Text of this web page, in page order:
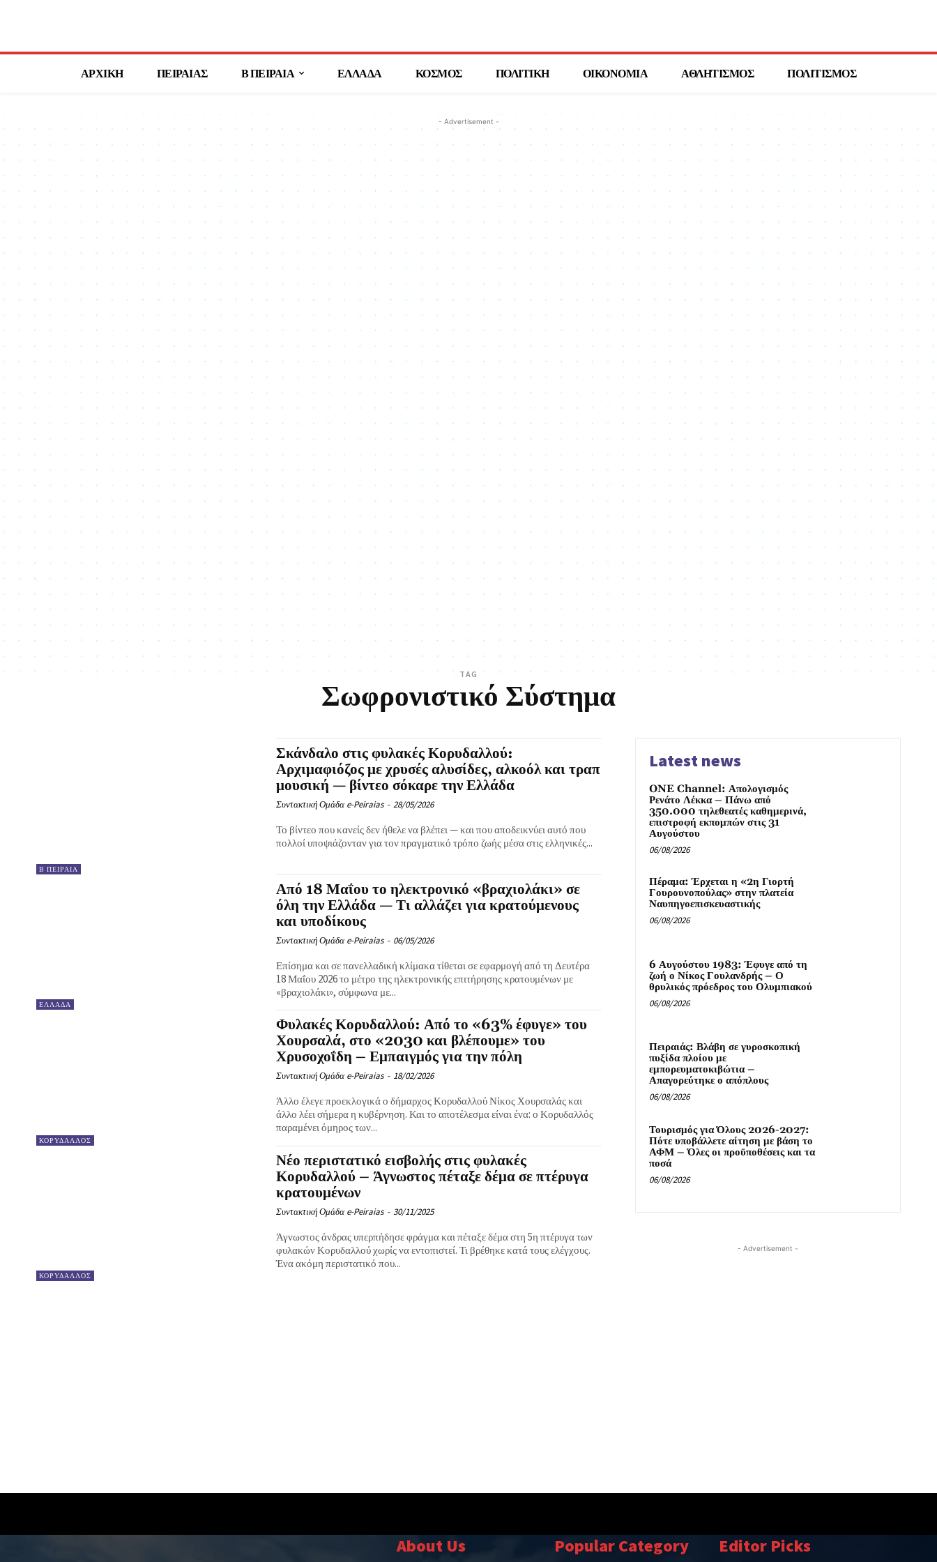
ΑΡΧΙΚΗ ΠΕΙΡΑΙΑΣ Β ΠΕΙΡΑΙΑ ΕΛΛΑΔΑ ΚΟΣΜΟΣ ΠΟΛΙΤΙΚΗ ΟΙΚΟΝΟΜΙΑ ΑΘΛΗΤΙΣΜΟΣ ΠΟΛΙΤΙΣΜΟΣ
- Advertisement -
TAG
Σωφρονιστικό Σύστημα
Β ΠΕΙΡΑΙΑ
Σκάνδαλο στις φυλακές Κορυδαλλού:
Αρχιμαφιόζος με χρυσές αλυσίδες, αλκοόλ και τραπ
μουσική — βίντεο σόκαρε την Ελλάδα
Συντακτική Ομάδα e-Peiraias - 28/05/2026
Το βίντεο που κανείς δεν ήθελε να βλέπει — και που αποδεικνύει αυτό που
πολλοί υποψιάζονταν για τον πραγματικό τρόπο ζωής μέσα στις ελληνικές...
ΕΛΛΑΔΑ
Από 18 Μαΐου το ηλεκτρονικό «βραχιολάκι» σε
όλη την Ελλάδα — Τι αλλάζει για κρατούμενους
και υποδίκους
Συντακτική Ομάδα e-Peiraias - 06/05/2026
Επίσημα και σε πανελλαδική κλίμακα τίθεται σε εφαρμογή από τη Δευτέρα
18 Μαΐου 2026 το μέτρο της ηλεκτρονικής επιτήρησης κρατουμένων με
«βραχιολάκι», σύμφωνα με...
ΚΟΡΥΔΑΛΛΟΣ
Φυλακές Κορυδαλλού: Από το «63% έφυγε» του
Χουρσαλά, στο «2030 και βλέπουμε» του
Χρυσοχοΐδη – Εμπαιγμός για την πόλη
Συντακτική Ομάδα e-Peiraias - 18/02/2026
Άλλο έλεγε προεκλογικά ο δήμαρχος Κορυδαλλού Νίκος Χουρσαλάς και
άλλο λέει σήμερα η κυβέρνηση. Και το αποτέλεσμα είναι ένα: ο Κορυδαλλός
παραμένει όμηρος των...
ΚΟΡΥΔΑΛΛΟΣ
Νέο περιστατικό εισβολής στις φυλακές
Κορυδαλλού – Άγνωστος πέταξε δέμα σε πτέρυγα
κρατουμένων
Συντακτική Ομάδα e-Peiraias - 30/11/2025
Άγνωστος άνδρας υπερπήδησε φράγμα και πέταξε δέμα στη 5η πτέρυγα των
φυλακών Κορυδαλλού χωρίς να εντοπιστεί. Τι βρέθηκε κατά τους ελέγχους.
Ένα ακόμη περιστατικό που...
Latest news
ONE Channel: Απολογισμός
Ρενάτο Λέκκα – Πάνω από
350.000 τηλεθεατές καθημερινά,
επιστροφή εκπομπών στις 31
Αυγούστου
06/08/2026
Πέραμα: Έρχεται η «2η Γιορτή
Γουρουνοπούλας» στην πλατεία
Ναυπηγοεπισκευαστικής
06/08/2026
6 Αυγούστου 1983: Έφυγε από τη
ζωή ο Νίκος Γουλανδρής – Ο
θρυλικός πρόεδρος του Ολυμπιακού
06/08/2026
Πειραιάς: Βλάβη σε γυροσκοπική
πυξίδα πλοίου με
εμπορευματοκιβώτια –
Απαγορεύτηκε ο απόπλους
06/08/2026
Τουρισμός για Όλους 2026-2027:
Πότε υποβάλλετε αίτηση με βάση το
ΑΦΜ – Όλες οι προϋποθέσεις και τα
ποσά
06/08/2026
- Advertisement -
About Us Popular Category Editor Picks